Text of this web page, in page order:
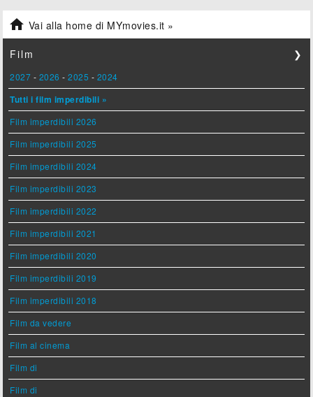
 Vai alla home di MYmovies.it »
Film ❯
2027 - 2026 -2025 - 2024
Tutti i film imperdibili »
Film imperdibili 2026
Film imperdibili 2025
Film imperdibili 2024
Film imperdibili 2023
Film imperdibili 2022
Film imperdibili 2021
Film imperdibili 2020
Film imperdibili 2019
Film imperdibili 2018
Film da vedere
Film al cinema
Film di
Film di